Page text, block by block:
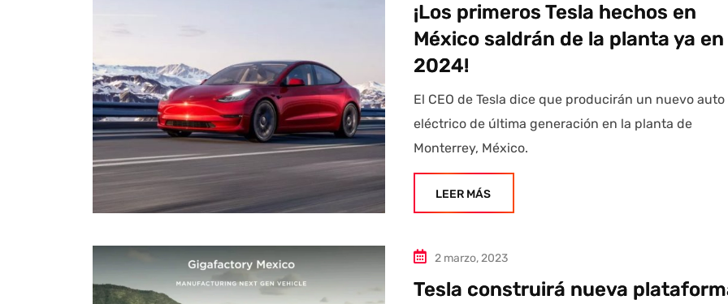
¡Los primeros Tesla hechos en
México saldrán de la planta ya en
2024!
El CEO de Tesla dice que producirán un nuevo auto
eléctrico de última generación en la planta de
Monterrey, México.
LEER MÁS
2 marzo, 2023
Tesla construirá nueva